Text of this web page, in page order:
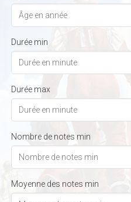
Durée min
Durée max
Nombre de notes min
Moyenne des notes min